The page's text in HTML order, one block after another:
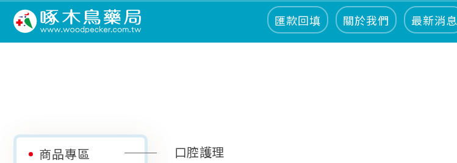
匯款回填 關於我們 最新消息
商品專區 口腔護理